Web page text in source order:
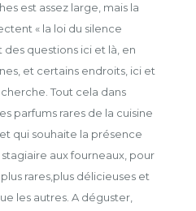
est assez large, mais la
« la loi du silence
des questions ici et là, en
et certains endroits, ici et
Tout cela dans
parfums rares de la cuisine
qui souhaite la présence
aux fourneaux, pour
rares,plus délicieuses et
les autres. A déguster,